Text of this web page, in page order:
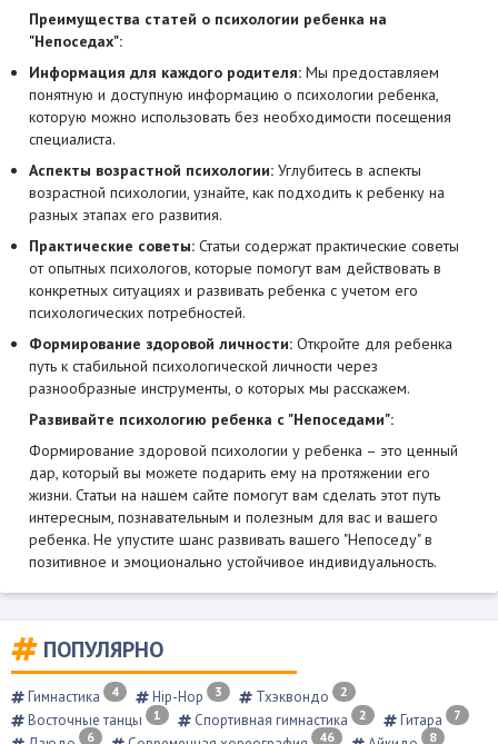
ПОПУЛЯРНО
Гимнастика 4 Hip-Hop 3 Тхэквондо 2
Восточные танцы 1 Спортивная гимнастика 2 Гитара 7
6 46 8
Преимущества статей о психологии ребенка на
"Непоседах":
Информация для каждого родителя: Мы предоставляем
понятную и доступную информацию о психологии ребенка,
которую можно использовать без необходимости посещения
специалиста.
Аспекты возрастной психологии: Углубитесь в аспекты
возрастной психологии, узнайте, как подходить к ребенку на
разных этапах его развития.
Практические советы: Статьи содержат практические советы
от опытных психологов, которые помогут вам действовать в
конкретных ситуациях и развивать ребенка с учетом его
психологических потребностей.
Формирование здоровой личности: Откройте для ребенка
путь к стабильной психологической личности через
разнообразные инструменты, о которых мы расскажем.
Развивайте психологию ребенка с "Непоседами":
Формирование здоровой психологии у ребенка – это ценный
дар, который вы можете подарить ему на протяжении его
жизни. Статьи на нашем сайте помогут вам сделать этот путь
интересным, познавательным и полезным для вас и вашего
ребенка. Не упустите шанс развивать вашего "Непоседу" в
позитивное и эмоционально устойчивое индивидуальность.